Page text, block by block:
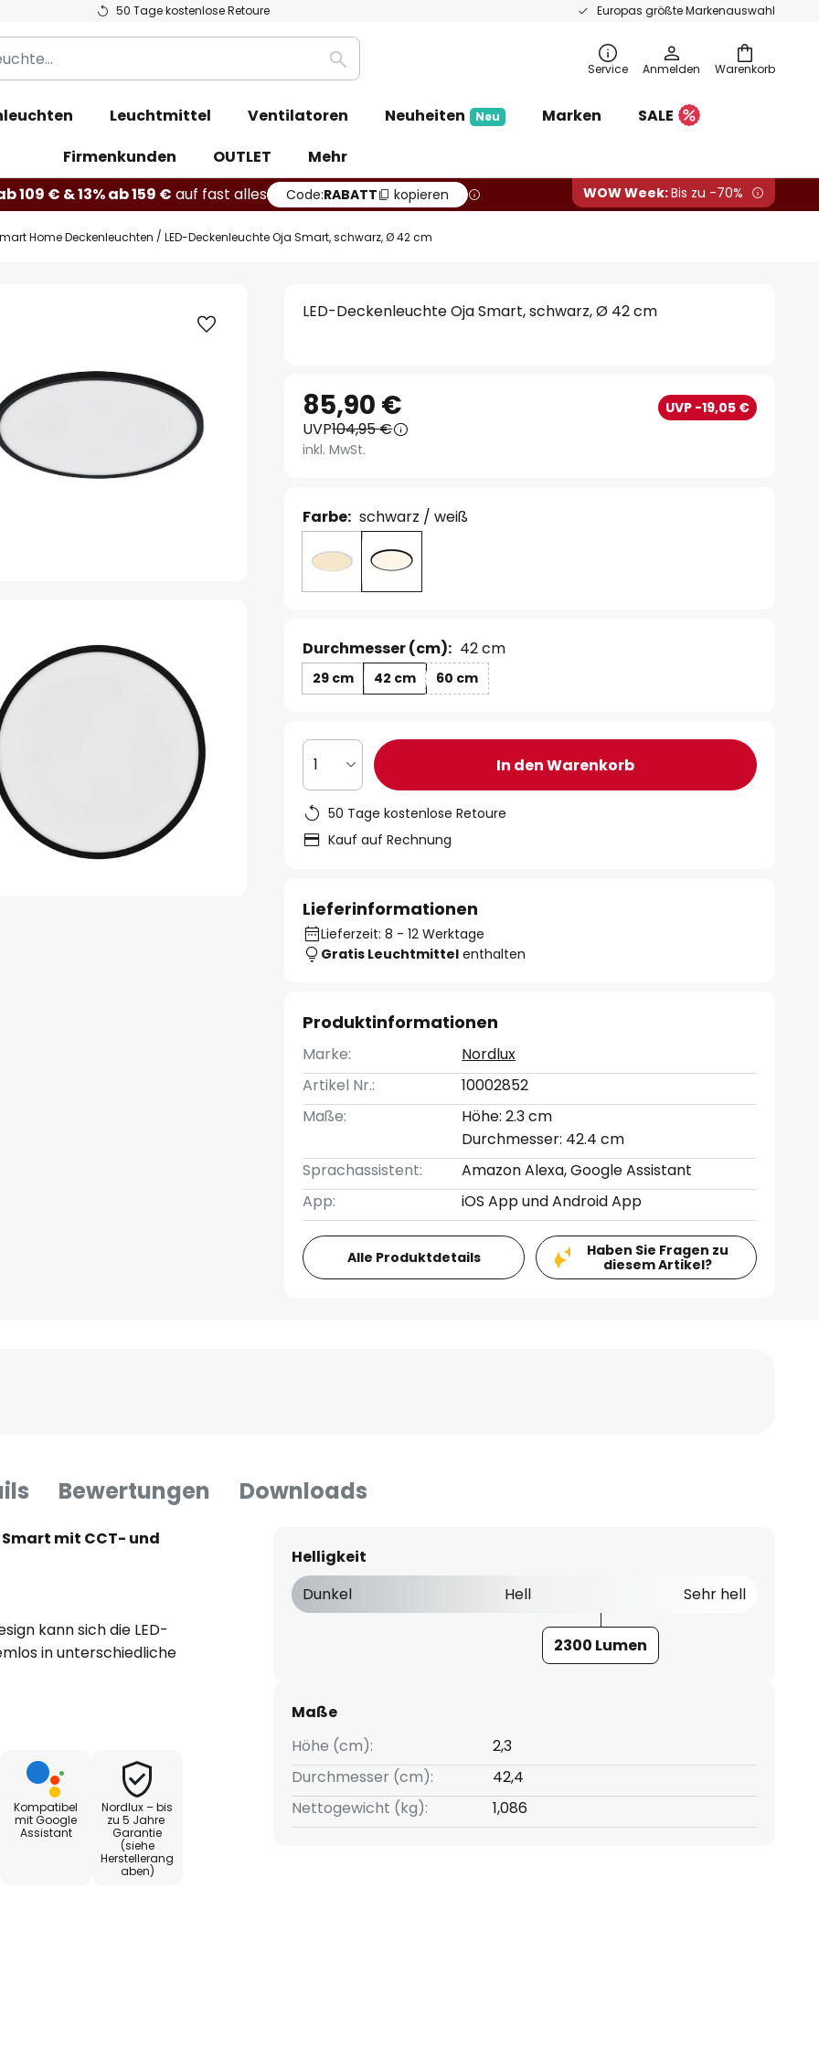
50 Tage kostenlose Retoure Europas größte Markenauswahl
Warenkorb
Suche Service Anmelden
Leuchtmittel Ventilatoren Neuheiten Neu Marken
SALE
Firmenkunden
OUTLET
Mehr
109 € & 13% ab 159 € auf fast alles Code:RABATT kopieren WOW Week:Bis zu -70%
Home Deckenleuchten LED-Deckenleuchte Oja Smart, schwarz, Ø 42 cm
LED-Deckenleuchte Oja Smart, schwarz, Ø 42 cm
85,90 € UVP -19,05 €
UVP104,95 €
inkl. MwSt.
Farbe: schwarz / weiß
Durchmesser (cm): 42 cm
29 cm 42 cm 60 cm
1 In den Warenkorb
50 Tage kostenlose Retoure
Kauf auf Rechnung
Lieferinformationen
Lieferzeit: 8 - 12 Werktage
Gratis Leuchtmittel enthalten
Produktinformationen
Marke:
Nordlux
Artikel Nr.:
10002852
Maße:
Höhe: 2.3 cm
Durchmesser: 42.4 cm
Sprachassistent:
Amazon Alexa, Google Assistant
App:
iOS App und Android App
Alle Produktdetails
Haben Sie Fragen zu
diesem Artikel?
Bewertungen Downloads
Smart mit CCT- und
kann sich die LED-
in unterschiedliche
Sie eignet sich
wird Richtung Boden und
durch ihre
Nordlux Smart Light
steuern. So kann die
variiert und die
ein- und
Kompatibel
mit Google
Assistant
Nordlux – bis
zu 5 Jahre
Garantie
(siehe
Herstellerang
aben)
Helligkeit
Dunkel
Hell Sehr hell
2300 Lumen
Maße
Höhe (cm):
2,3
Durchmesser (cm):
42,4
Nettogewicht (kg):
1,086